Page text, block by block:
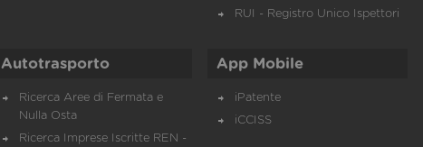
RUI - Registro Unico Ispettori
Autotrasporto
Ricerca Aree di Fermata e
Nulla Osta
Ricerca Imprese Iscritte REN -
App Mobile
iPatente
iCCISS